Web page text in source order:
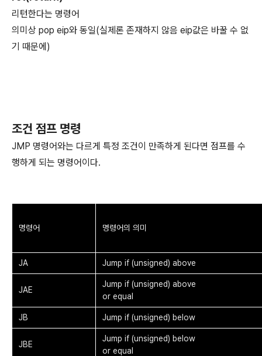
리턴한다는 명령어
의미상 pop eip와 동일(실제론 존재하지 않음 eip값은 바꿀 수 없
기 때문에)
조건 점프 명령
JMP 명령어와는 다르게 특정 조건이 만족하게 된다면 점프를 수
행하게 되는 명령어이다.
명령어 명령어의 의미
JA Jump if (unsigned) above
JAE
Jump if (unsigned) above
or equal
JB Jump if (unsigned) below
JBE
Jump if (unsigned) below
or equal